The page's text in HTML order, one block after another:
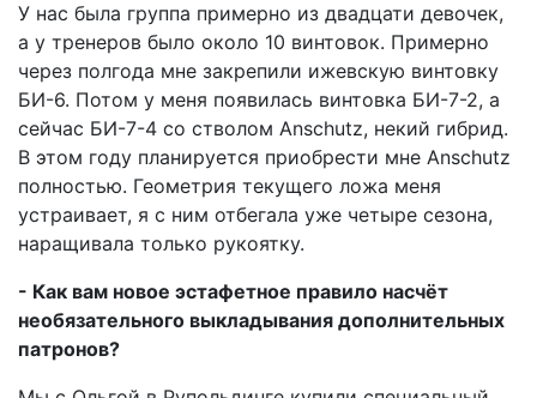
У нас была группа примерно из двадцати девочек,
а у тренеров было около 10 винтовок. Примерно
через полгода мне закрепили ижевскую винтовку
БИ-6. Потом у меня появилась винтовка БИ-7-2, а
сейчас БИ-7-4 со стволом Anschutz, некий гибрид.
В этом году планируется приобрести мне Anschutz
полностью. Геометрия текущего ложа меня
устраивает, я с ним отбегала уже четыре сезона,
наращивала только рукоятку.
- Как вам новое эстафетное правило насчёт
необязательного выкладывания дополнительных
патронов?